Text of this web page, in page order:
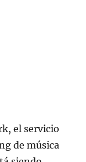
el servicio
de música